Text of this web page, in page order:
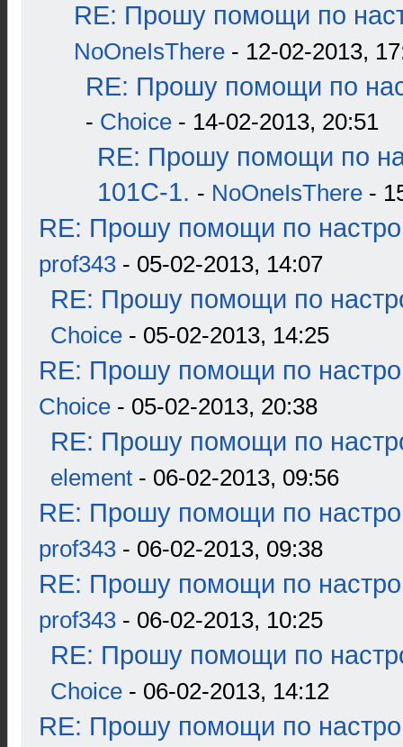
RE: Прошу помощи по
NoOneIsThere - 12-02-2013,
RE: Прошу помощи по
- Choice - 14-02-2013, 20:51
RE: Прошу помощи по
101С-1. - NoOneIsThere -
RE: Прошу помощи по
prof343 - 05-02-2013, 14:07
RE: Прошу помощи по
Choice - 05-02-2013, 14:25
RE: Прошу помощи по
Choice - 05-02-2013, 20:38
RE: Прошу помощи по
element - 06-02-2013, 09:56
RE: Прошу помощи по
prof343 - 06-02-2013, 09:38
RE: Прошу помощи по
prof343 - 06-02-2013, 10:25
RE: Прошу помощи по
Choice - 06-02-2013, 14:12
RE: Прошу помощи по